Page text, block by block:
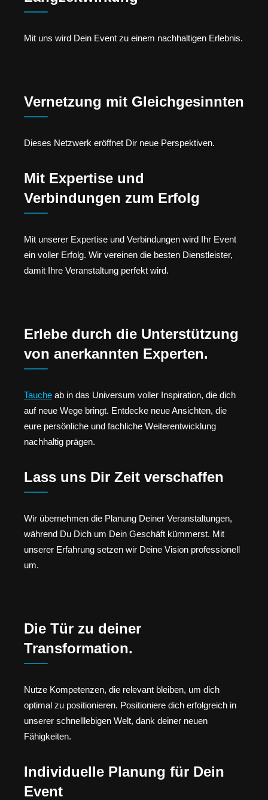
Mit uns wird Dein Event zu einem nachhaltigen Erlebnis.
Vernetzung mit Gleichgesinnten
Dieses Netzwerk eröffnet Dir neue Perspektiven.
Mit Expertise und
Verbindungen zum Erfolg
Mit unserer Expertise und Verbindungen wird Ihr Event
ein voller Erfolg. Wir vereinen die besten Dienstleister,
damit Ihre Veranstaltung perfekt wird.
Erlebe durch die Unterstützung
von anerkannten Experten.
Tauche ab in das Universum voller Inspiration, die dich
auf neue Wege bringt. Entdecke neue Ansichten, die
eure persönliche und fachliche Weiterentwicklung
nachhaltig prägen.
Lass uns Dir Zeit verschaffen
Wir übernehmen die Planung Deiner Veranstaltungen,
während Du Dich um Dein Geschäft kümmerst. Mit
unserer Erfahrung setzen wir Deine Vision professionell
um.
Die Tür zu deiner
Transformation.
Nutze Kompetenzen, die relevant bleiben, um dich
optimal zu positionieren. Positioniere dich erfolgreich in
unserer schnelllebigen Welt, dank deiner neuen
Fähigkeiten.
Individuelle Planung für Dein
Event